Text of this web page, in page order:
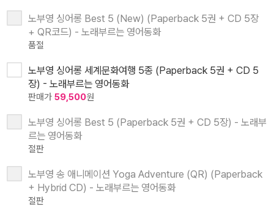
노부영 싱어롱 Best 5 (New) (Paperback 5권 + CD 5장
+ QR코드) - 노래부르는 영어동화
품절
노부영 싱어롱 세계문화여행 5종 (Paperback 5권 + CD 5
장) - 노래부르는 영어동화
판매가 59,500원
노부영 싱어롱 Best 5 (Paperback 5권 + CD 5장) - 노래부
르는 영어동화
절판
노부영 송 애니메이션 Yoga Adventure (QR) (Paperback
+ Hybrid CD) - 노래부르는 영어동화
절판